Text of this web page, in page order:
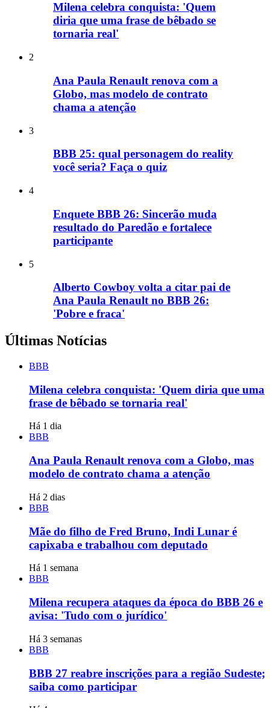
Milena celebra conquista: 'Quem
diria que uma frase de bêbado se
tornaria real'
2
Ana Paula Renault renova com a
Globo, mas modelo de contrato
chama a atenção
3
BBB 25: qual personagem do reality
você seria? Faça o quiz
4
Enquete BBB 26: Sincerão muda
resultado do Paredão e fortalece
participante
5
Alberto Cowboy volta a citar pai de
Ana Paula Renault no BBB 26:
'Pobre e fraca'
Últimas Notícias
BBB
Milena celebra conquista: 'Quem diria que uma
frase de bêbado se tornaria real'
Há 1 dia
BBB
Ana Paula Renault renova com a Globo, mas
modelo de contrato chama a atenção
Há 2 dias
BBB
Mãe do filho de Fred Bruno, Indi Lunar é
capixaba e trabalhou com deputado
Há 1 semana
BBB
Milena recupera ataques da época do BBB 26 e
avisa: 'Tudo com o jurídico'
Há 3 semanas
BBB
BBB 27 reabre inscrições para a região Sudeste;
saiba como participar